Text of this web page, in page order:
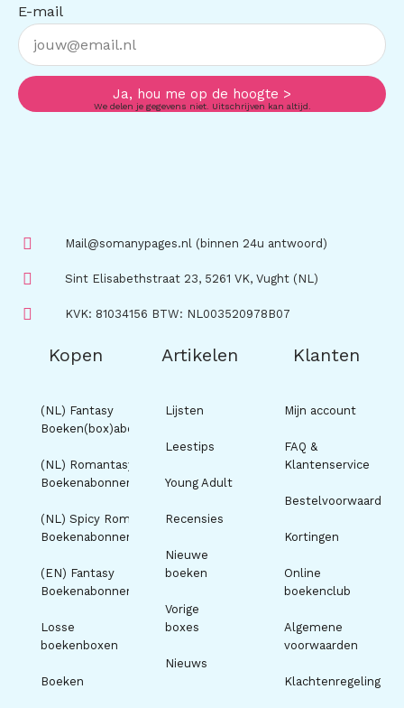
E-mail
Ja, hou me op de hoogte >
We delen je gegevens niet. Uitschrijven kan altijd.
Mail@somanypages.nl (binnen 24u antwoord)
Sint Elisabethstraat 23, 5261 VK, Vught (NL)
KVK: 81034156 BTW: NL003520978B07
Kopen
(NL) Fantasy
Boeken(box)abonnement
(NL) Romantasy
Boekenabonnement
(NL) Spicy Romance
Boekenabonnement
(EN) Fantasy
Boekenabonnement
Losse
boekenboxen
Boeken
Artikelen
Lijsten
Leestips
Young Adult
Recensies
Nieuwe
boeken
Vorige
boxes
Nieuws
Klanten
Mijn account
FAQ &
Klantenservice
Bestelvoorwaarden
Kortingen
Online
boekenclub
Algemene
voorwaarden
Klachtenregeling